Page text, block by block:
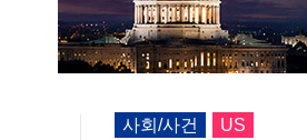
사회/사건 US